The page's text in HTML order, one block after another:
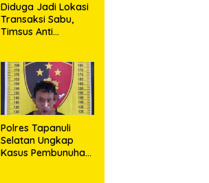
Diduga Jadi Lokasi
Transaksi Sabu,
Timsus Anti
Seorang Pria
dengan Barang
Bukti 63,67 Gram
Sabu
Polres Tapanuli
Selatan Ungkap
Kasus Pembunuhan